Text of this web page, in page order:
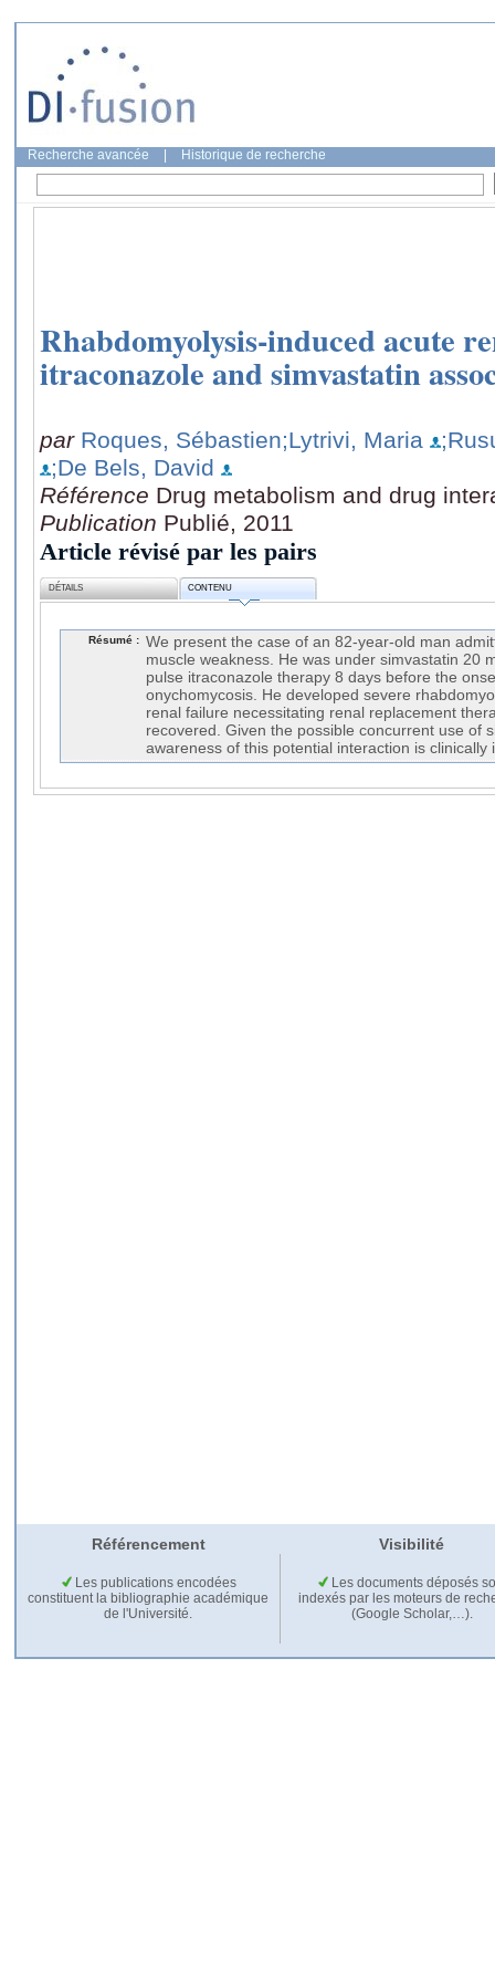
Recherche avancée Historique de recherche
Rhabdomyolysis-induced acute
itraconazole and simvastatin
par Roques, Sébastien;Lytrivi, Maria
;De Bels, David
Référence Drug metabolism and drug
Publication Publié, 2011
Article révisé par les pairs
DÉTAILS CONTENU
Résumé : We present the case of an 82-year-old man
muscle weakness. He was under simvastatin 20
pulse itraconazole therapy 8 days before the
onychomycosis. He developed severe
renal failure necessitating renal replacement
recovered. Given the possible concurrent use of
awareness of this potential interaction is clinically
Référencement Visibilité
Les publications encodées
constituent la bibliographie académique
de l'Université.
Les documents déposés
indexés par les moteurs de
(Google Scholar,…).